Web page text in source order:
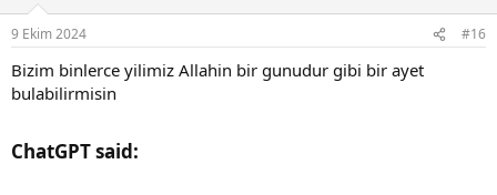
s
9 Ekim 2024 #16
Bizim binlerce yilimiz Allahin bir gunudur gibi bir ayet
bulabilirmisin
ChatGPT said:​